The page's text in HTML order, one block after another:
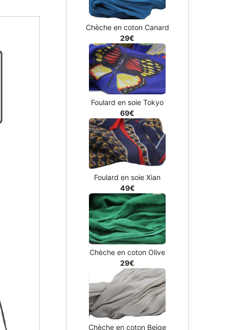
Chèche en coton Canard
29€
Foulard en soie Tokyo
69€
Foulard en soie Xian
49€
Chèche en coton Olive
29€
Chèche en coton Beige